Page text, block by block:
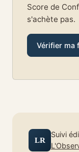
Score de
s'achète pas.
Vérifier ma
LR
Suivi